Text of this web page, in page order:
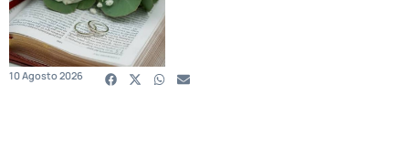
10 Agosto 2026